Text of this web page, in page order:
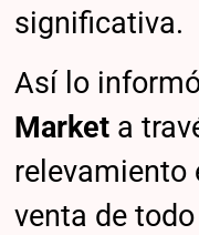
significativa.
Así lo
Market a
relevamiento
venta de